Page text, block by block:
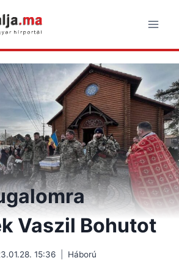
Vaszil Bohutot
15:36 Háború